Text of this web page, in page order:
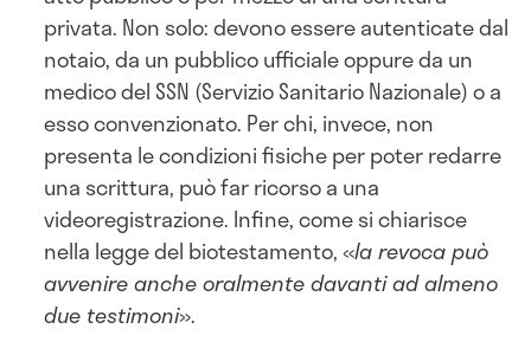
privata. Non solo: devono essere autenticate dal
notaio, da un pubblico ufficiale oppure da un
medico del SSN (Servizio Sanitario Nazionale) o a
esso convenzionato. Per chi, invece, non
presenta le condizioni fisiche per poter redarre
una scrittura, può far ricorso a una
videoregistrazione. Infine, come si chiarisce
nella legge del biotestamento, «la revoca può
avvenire anche oralmente davanti ad almeno
due testimoni».